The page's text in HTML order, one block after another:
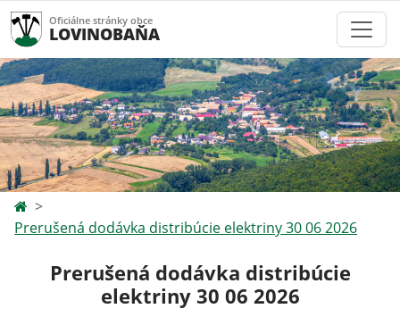
Oficiálne stránky obce
LOVINOBAŇA
Prerušená dodávka distribúcie elektriny 30 06 2026
Prerušená dodávka distribúcie
elektriny 30 06 2026